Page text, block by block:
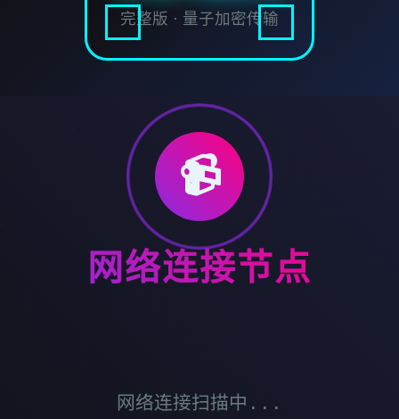
完整版 · 量子加密传输
📹
网络连接节点
网络连接扫描中...